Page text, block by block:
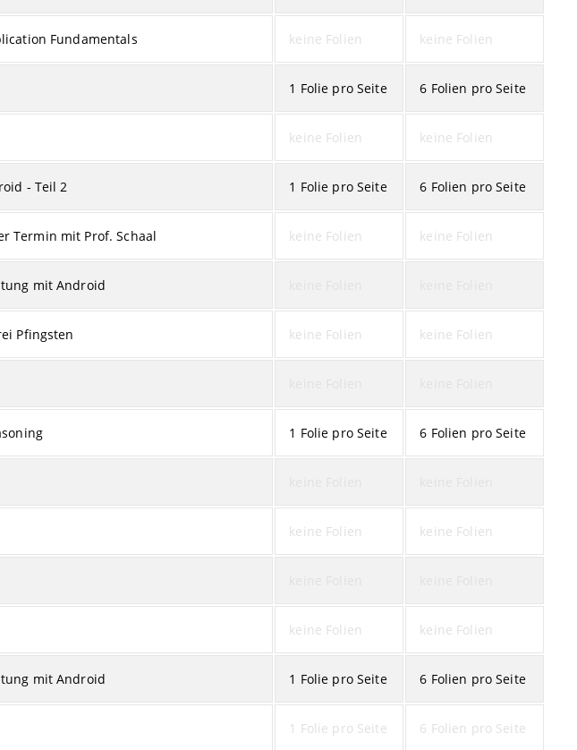
Fundamentals keine Folien keine Folien
1 Folie pro Seite 6 Folien pro Seite
keine Folien keine Folien
- Teil 2 1 Folie pro Seite 6 Folien pro Seite
Termin mit Prof. Schaal keine Folien keine Folien
mit Android
Pfingsten keine Folien keine Folien
1 Folie pro Seite 6 Folien pro Seite
keine Folien keine Folien
keine Folien keine Folien
mit Android 1 Folie pro Seite 6 Folien pro Seite
1 Folie pro Seite 6 Folien pro Seite